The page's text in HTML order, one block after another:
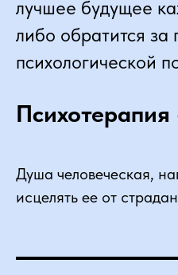
лучшее будущее
либо обратится
психологической
Психотерапия
Душа человеческая,
исцелять ее от